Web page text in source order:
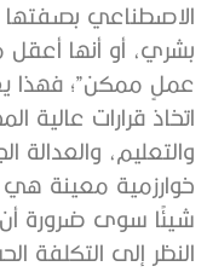
الاصطناعي بصفتها
بشري، أو أنها أعقل
عملٍ ممكن”؛ فهذا
اتخاذ قرارات عالية
والتعليم، والعدالة
خوارزمية معينة هي
شيئًا سوى ضرورة
النظر إلى التكلفة